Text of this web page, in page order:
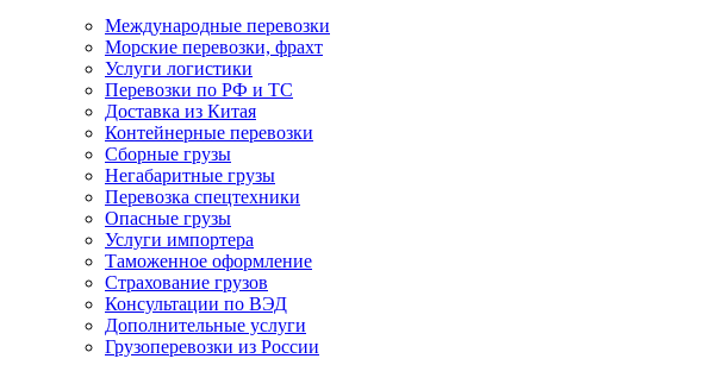
Международные перевозки
Морские перевозки, фрахт
Услуги логистики
Перевозки по РФ и ТС
Доставка из Китая
Контейнерные перевозки
Сборные грузы
Негабаритные грузы
Перевозка спецтехники
Опасные грузы
Услуги импортера
Таможенное оформление
Страхование грузов
Консультации по ВЭД
Дополнительные услуги
Грузоперевозки из России